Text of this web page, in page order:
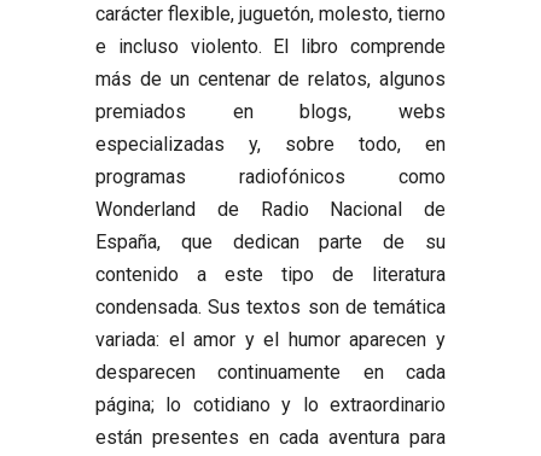
carácter flexible, juguetón, molesto, tierno
e incluso violento. El libro comprende
más de un centenar de relatos, algunos
premiados en blogs, webs
especializadas y, sobre todo, en
programas radiofónicos como
Wonderland de Radio Nacional de
España, que dedican parte de su
contenido a este tipo de literatura
condensada. Sus textos son de temática
variada: el amor y el humor aparecen y
desparecen continuamente en cada
página; lo cotidiano y lo extraordinario
están presentes en cada aventura para